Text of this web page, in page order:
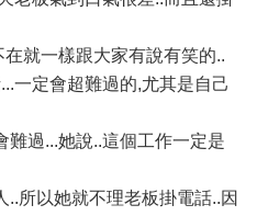
就一樣跟大家有說有笑的..
一定會超難過的,尤其是自己
難過...她說..這個工作一定是
所以她就不理老板掛電話..因